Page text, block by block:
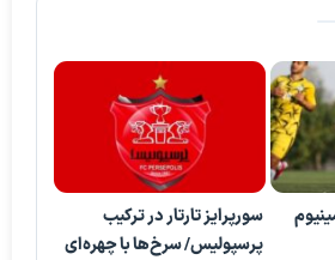
سورپرایز تارتار در ترکیب
پرسپولیس/ سرخ‌ها با چهره‌ای